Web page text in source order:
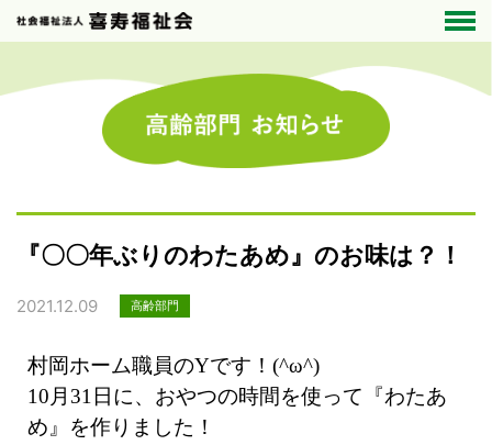
『〇〇年ぶりのわたあめ』のお味は？！
2021.12.09 高齢部門
村岡ホーム職員のYです！(^ω^)
10月31日に、おやつの時間を使って『わたあ
め』を作りました！